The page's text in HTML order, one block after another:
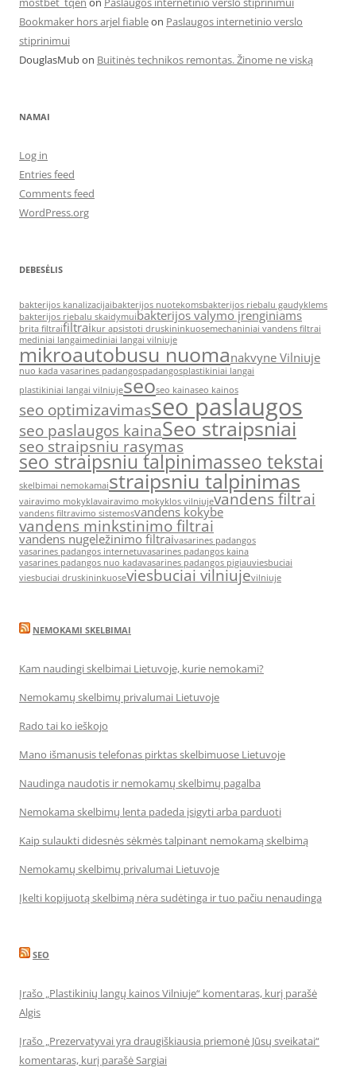
Bookmaker hors arjel fiableon Paslaugos internetinio verslo
stiprinimui
DouglasMubon Buitinės technikos remontas. Žinome ne viską
NAMAI
Log in
Entries feed
Comments feed
WordPress.org
DEBESĖLIS
bakterijos kanalizacijaibakterijos nuotekomsbakterijos riebalu gaudyklems
bakterijos riebalu skaidymuibakterijos valymo įrenginiams
brita filtraifiltraikur apsistoti druskininkuosemechaniniai vandens filtrai
mediniai langaimediniai langai vilniuje
mikroautobusu nuomanakvyne Vilniuje
nuo kada vasarines padangospadangosplastikiniai langai
plastikiniai langai vilniujeseoseo kainaseo kainos
seo optimizavimasseo paslaugos
seo paslaugos kainaSeo straipsniai
seo straipsniu rasymas
seo straipsniu talpinimasseo tekstai
skelbimai nemokamaistraipsniu talpinimas
vairavimo mokyklavairavimo mokyklos vilniujevandens filtrai
vandens filtravimo sistemosvandens kokybe
vandens minkstinimo filtrai
vandens nugeležinimo filtraivasarines padangos
vasarines padangos internetuvasarines padangos kaina
vasarines padangos nuo kadavasarines padangos pigiauviesbuciai
viesbuciai druskininkuoseviesbuciai vilniujevilniuje
NEMOKAMI SKELBIMAI
Kam naudingi skelbimai Lietuvoje, kurie nemokami?
Nemokamų skelbimų privalumai Lietuvoje
Rado tai ko ieškojo
Mano išmanusis telefonas pirktas skelbimuose Lietuvoje
Naudinga naudotis ir nemokamų skelbimų pagalba
Nemokama skelbimų lenta padeda įsigyti arba parduoti
Kaip sulaukti didesnės sėkmės talpinant nemokamą skelbimą
Nemokamų skelbimų privalumai Lietuvoje
Įkelti kopijuotą skelbimą nėra sudėtinga ir tuo pačiu nenaudinga
SEO
Įrašo „Plastikinių langų kainos Vilniuje“ komentaras, kurį parašė
Algis
Įrašo „Prezervatyvai yra draugiškiausia priemonė Jūsų sveikatai“
komentaras, kurį parašė Sargiai